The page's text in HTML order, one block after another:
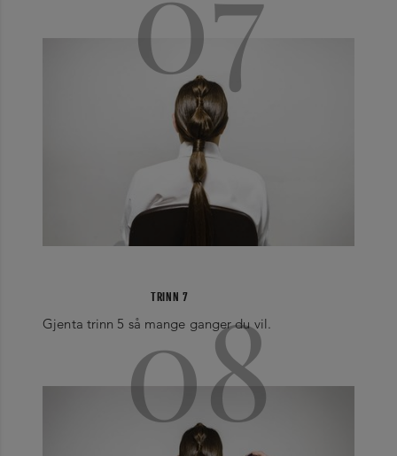
TRINN 7
Gjenta trinn 5 så mange ganger du vil.
08